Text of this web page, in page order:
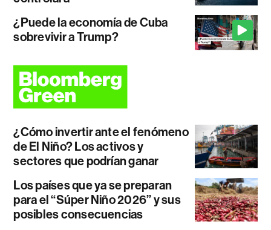
¿Puede la economía de Cuba
sobrevivir a Trump?
¿Cómo invertir ante el fenómeno
de El Niño? Los activos y
sectores que podrían ganar
Los países que ya se preparan
para el “Súper Niño 2026” y sus
posibles consecuencias